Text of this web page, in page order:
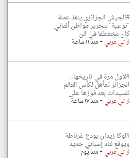
#الجيش الجزائري ينفذ عملة
"نوعية" لتحرير مواطن ألماني
كان مختطفا في الن
ار تي عربي -منذ ١١ ساعة
#لأول مرة في تاريخها..
الجزائر تتأهل لكأس العالم
للسيدات بعد فوزها على
ار تي عربي -منذ ١٧ ساعة
#لوكا زيدان يودع غرناطة
ويوقع لناد إسباني جديد
ار تي عربي-منذ يوم